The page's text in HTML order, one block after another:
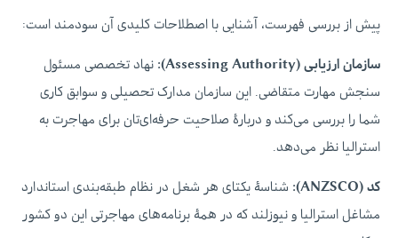
پیش از بررسی فهرست، آشنایی با اصطلاحات کلیدی آن سودمند است:
سازمان ارزیابی (Assessing Authority):
نهاد تخصصی مسئول
سنجش مهارت متقاضی. این سازمان مدارک تحصیلی و سوابق کاری
شما را بررسی می‌کند و دربارهٔ صلاحیت حرفه‌ای‌تان برای مهاجرت به
استرالیا نظر می‌دهد.
کد (ANZSCO):
شناسهٔ یکتای هر شغل در نظام طبقه‌بندی استاندارد
مشاغل استرالیا و نیوزلند که در همهٔ برنامه‌های مهاجرتی این دو کشور